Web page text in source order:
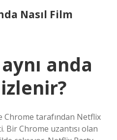
Nasıl Film
anda
Chrome tarafından Netflix
Chrome uzantısı olan